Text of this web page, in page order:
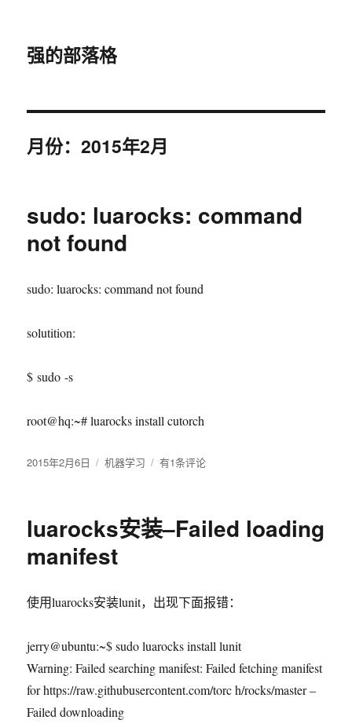
强的部落格
月份：2015年2月
sudo: luarocks: command
not found
sudo: luarocks: command not found
solutition:
$ sudo -s
root@hq:~# luarocks install cutorch
发
2015年2月6日
分
机器学习
sudo:
found
有1条评论
luarocks安装–Failed loading
manifest
使用luarocks安装lunit，出现下面报错：
jerry@ubuntu:~$ sudo luarocks install lunit
Warning: Failed searching manifest: Failed fetching manifest
for https://raw.githubusercontent.com/torc h/rocks/master –
Failed downloading